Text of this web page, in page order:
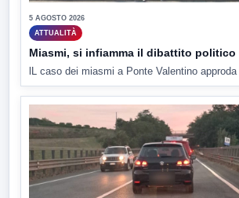
5 AGOSTO 2026
ATTUALITÀ
Miasmi, si infiamma il dibattito politico
lL caso dei miasmi a Ponte Valentino